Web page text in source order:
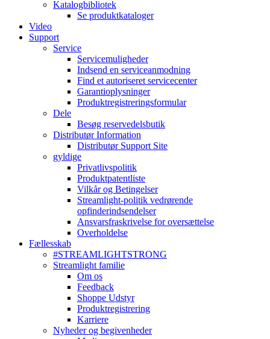
Katalogbibliotek
Se produktkataloger
Video
Support
Service
Servicemuligheder
Indsend en serviceanmodning
Find et autoriseret servicecenter
Garantioplysninger
Produktregistreringsformular
Dele
Besøg reservedelsbutik
Distributør Information
Distributør Support Site
gyldige
Privatlivspolitik
Produktpatentliste
Vilkår og Betingelser
Streamlight-politik vedrørende
opfinderindsendelser
Ansvarsfraskrivelse for oversættelse
Overholdelse
Fællesskab
#STREAMLIGHTSTRONG
Streamlight familie
Om os
Feedback
Shoppe Udstyr
Produktregistrering
Karriere
Nyheder og begivenheder